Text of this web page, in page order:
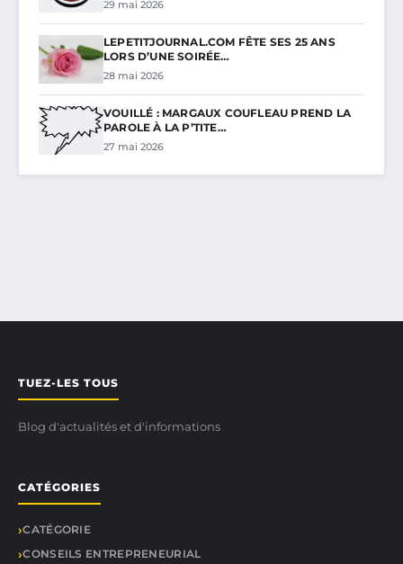
29 mai 2026
LEPETITJOURNAL.COM FÊTE SES 25 ANS
LORS D’UNE SOIRÉE…
28 mai 2026
VOUILLÉ : MARGAUX COUFLEAU PREND LA
PAROLE À LA P’TITE…
27 mai 2026
TUEZ-LES TOUS
Blog d'actualités et d'informations
CATÉGORIES
CATÉGORIE
CONSEILS ENTREPRENEURIAL